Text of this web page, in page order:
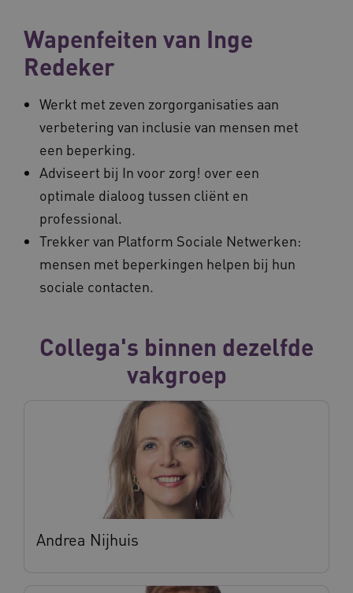
Wapenfeiten van Inge
Redeker
Werkt met zeven zorgorganisaties aan
verbetering van inclusie van mensen met
een beperking.
Adviseert bij In voor zorg! over een
optimale dialoog tussen cliënt en
professional.
Trekker van Platform Sociale Netwerken:
mensen met beperkingen helpen bij hun
sociale contacten.
Collega's binnen dezelfde
vakgroep
Andrea Nijhuis